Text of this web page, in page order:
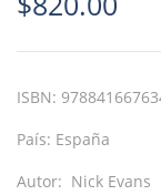
ISBN:
País: España
Autor: Nick Evans